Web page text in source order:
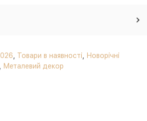
Товари в наявності
Новорічні
Металевий декор